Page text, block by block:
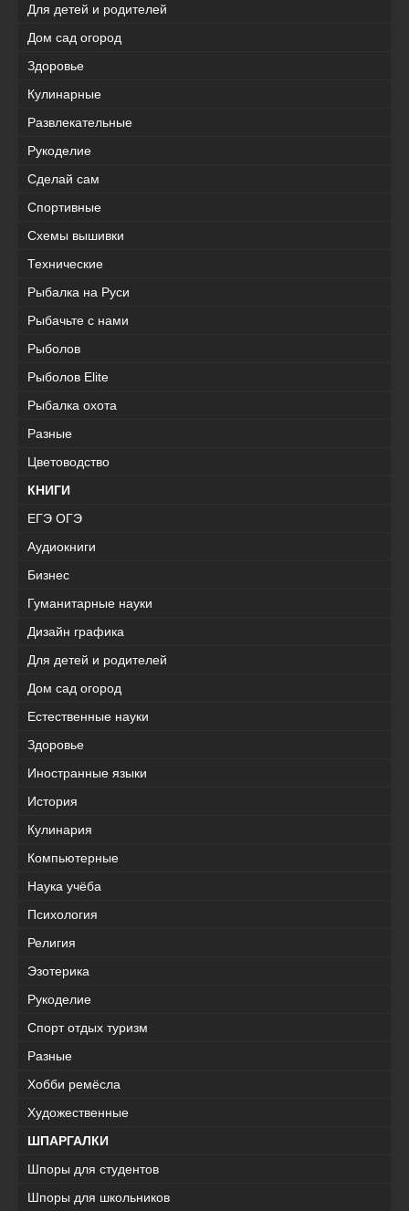
Для детей и родителей
Дом сад огород
Здоровье
Кулинарные
Развлекательные
Рукоделие
Сделай сам
Спортивные
Схемы вышивки
Технические
Рыбалка на Руси
Рыбачьте с нами
Рыболов
Рыболов Elite
Рыбалка охота
Разные
Цветоводство
КНИГИ
ЕГЭ ОГЭ
Аудиокниги
Бизнес
Гуманитарные науки
Дизайн графика
Для детей и родителей
Дом сад огород
Естественные науки
Здоровье
Иностранные языки
История
Кулинария
Компьютерные
Наука учёба
Психология
Религия
Эзотерика
Рукоделие
Спорт отдых туризм
Разные
Хобби ремёсла
Художественные
ШПАРГАЛКИ
Шпоры для студентов
Шпоры для школьников